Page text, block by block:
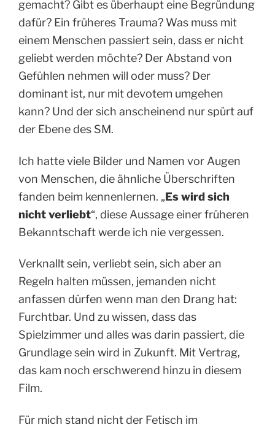
gemacht? Gibt es überhaupt eine Begründung
dafür? Ein früheres Trauma? Was muss mit
einem Menschen passiert sein, dass er nicht
geliebt werden möchte? Der Abstand von
Gefühlen nehmen will oder muss? Der
dominant ist, nur mit devotem umgehen
kann? Und der sich anscheinend nur spürt auf
der Ebene des SM.
Ich hatte viele Bilder und Namen vor Augen
von Menschen, die ähnliche Überschriften
fanden beim kennenlernen. „Es wird sich
nicht verliebt“, diese Aussage einer früheren
Bekanntschaft werde ich nie vergessen.
Verknallt sein, verliebt sein, sich aber an
Regeln halten müssen, jemanden nicht
anfassen dürfen wenn man den Drang hat:
Furchtbar. Und zu wissen, dass das
Spielzimmer und alles was darin passiert, die
Grundlage sein wird in Zukunft. Mit Vertrag,
das kam noch erschwerend hinzu in diesem
Film.
Für mich stand nicht der Fetisch im